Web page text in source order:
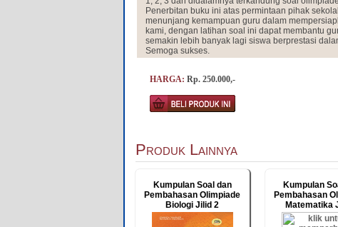
Penerbitan buku ini atas permintaan pihak
menunjang kemampuan guru dalam
kami, dengan latihan soal ini dapat membantu
semakin lebih banyak lagi siswa berprestasi
Semoga sukses.
HARGA: Rp. 250.000,-
Produk Lainnya
Kumpulan Soal dan
Pembahasan Olimpiade
Biologi Jilid 2
Kumpulan
Pembahasan
Matematika